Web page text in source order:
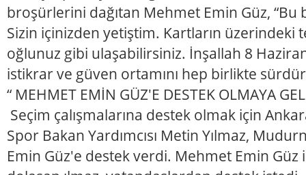
broşürlerini dağıtan Mehmet Emin Güz, “Bu
Sizin içinizden yetiştim. Kartların üzerindeki
oğlunuz gibi ulaşabilirsiniz. İnşallah 8
istikrar ve güven ortamını hep birlikte
“ MEHMET EMİN GÜZ'E DESTEK OLMAYA
Seçim çalışmalarına destek olmak için
Spor Bakan Yardımcısı Metin Yılmaz,
Emin Güz'e destek verdi. Mehmet Emin Güz